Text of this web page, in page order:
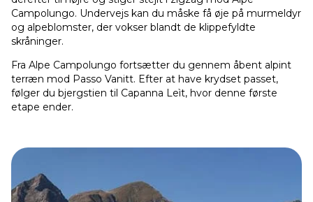
Campolungo. Undervejs kan du måske få øje på murmeldyr
og alpeblomster, der vokser blandt de klippefyldte
skråninger.
Fra Alpe Campolungo fortsætter du gennem åbent alpint
terræn mod Passo Vanitt. Efter at have krydset passet,
følger du bjergstien til Capanna Leìt, hvor denne første
etape ender.